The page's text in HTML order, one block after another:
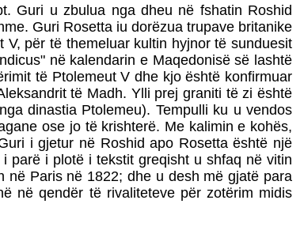
Guri u zbulua nga dheu në fshatin Roshid
Guri Rosetta iu dorëzua trupave britanike
për të themeluar kultin hyjnor të sunduesit
në kalendarin e Maqedonisë së lashtë
të Ptolemeut V dhe kjo është konfirmuar
të Madh. Ylli prej graniti të zi është
dinastia Ptolemeu). Tempulli ku u vendos
ose jo të krishterë. Me kalimin e kohës,
i gjetur në Roshid apo Rosetta është një
parë i plotë i tekstit greqisht u shfaq në vitin
në Paris në 1822; dhe u desh më gjatë para
në qendër të rivaliteteve për zotërim midis